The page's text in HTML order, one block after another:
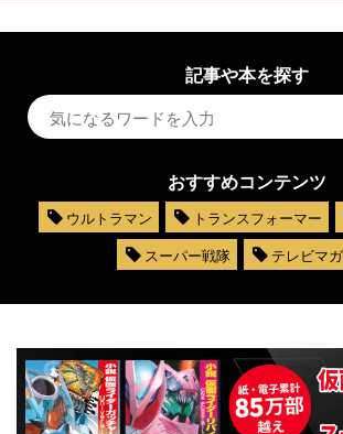
記事や本を探す
おすすめコンテンツ
ウルトラマン トランスフォーマー
スーパー戦隊
テレビマ